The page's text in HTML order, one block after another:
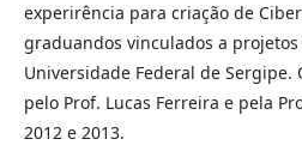
experirência para criação de
graduandos vinculados a
Universidade Federal de
pelo Prof. Lucas Ferreira e pela
2012 e 2013.